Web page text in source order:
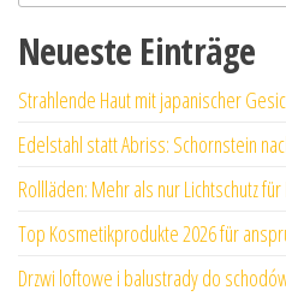
Neueste Einträge
Strahlende Haut mit japanischer
Edelstahl statt Abriss: Schornstein
Rollläden: Mehr als nur Lichtschutz für
Top Kosmetikprodukte 2026 für
Drzwi loftowe i balustrady do